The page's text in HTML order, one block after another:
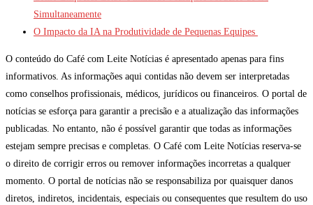
Simultaneamente
O Impacto da IA na Produtividade de Pequenas Equipes
O conteúdo do Café com Leite Notícias é apresentado apenas para fins
informativos. As informações aqui contidas não devem ser interpretadas
como conselhos profissionais, médicos, jurídicos ou financeiros. O portal de
notícias se esforça para garantir a precisão e a atualização das informações
publicadas. No entanto, não é possível garantir que todas as informações
estejam sempre precisas e completas. O Café com Leite Notícias reserva-se
o direito de corrigir erros ou remover informações incorretas a qualquer
momento. O portal de notícias não se responsabiliza por quaisquer danos
diretos, indiretos, incidentais, especiais ou consequentes que resultem do uso